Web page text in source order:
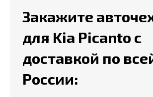
Закажите
для Kia Picanto с
доставкой по
России: